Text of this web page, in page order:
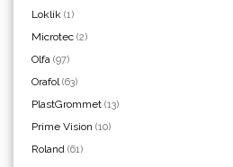
Loklik (1)
Microtec (2)
Olfa (97)
Orafol(63)
PlastGrommet (13)
Prime Vision (10)
Roland (61)